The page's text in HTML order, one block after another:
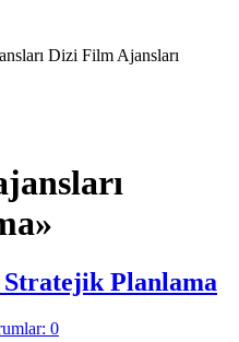
Dizi Film Ajansları
Planlama
0